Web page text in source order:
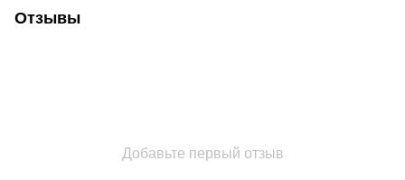
Отзывы
Добавьте первый отзыв